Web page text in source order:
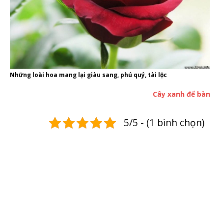
Những loài hoa mang lại giàu sang, phú quý, tài lộc
Cây xanh để bàn
5/5 - (1 bình chọn)